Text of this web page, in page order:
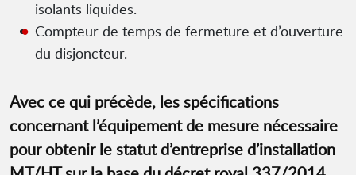
isolants liquides.
Compteur de temps de fermeture et d’ouverture
du disjoncteur.
Avec ce qui précède, les spécifications
concernant l’équipement de mesure nécessaire
pour obtenir le statut d’entreprise d’installation